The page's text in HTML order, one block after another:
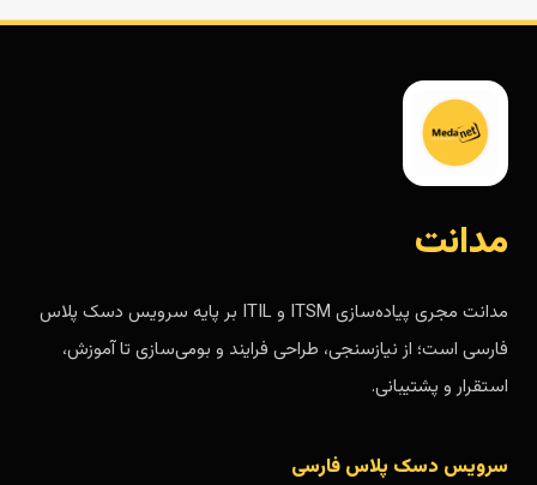
مدانت
مدانت مجری پیاده‌سازی ITSM و ITIL بر پایه سرویس دسک پلاس
فارسی است؛ از نیازسنجی، طراحی فرایند و بومی‌سازی تا آموزش،
استقرار و پشتیبانی.
سرویس دسک پلاس فارسی